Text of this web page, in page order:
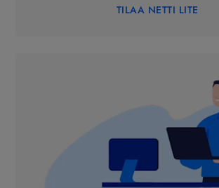
TILAA NETTI LITE